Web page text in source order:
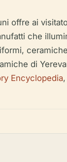
offre ai
che
di
Encyclopedia,